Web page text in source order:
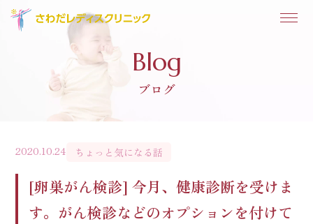
Blog
ブログ
2020.10.24 ちょっと気になる話
[卵巣がん検診] 今月、健康診断を受けま
す。がん検診などのオプションを付けて